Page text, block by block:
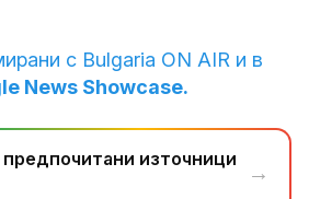
с Bulgaria ON AIR и в
News Showcase.
източници
→